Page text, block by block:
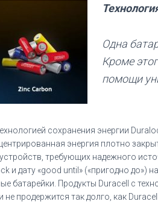
Одна
Кроме
помощи
сохранения энергии
энергия плотно
требующих надежного
и дату «good until» («пригодно до»)
батарейки. Продукты Duracell с
продержится так долго, как Duracell.